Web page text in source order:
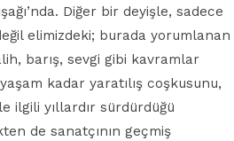
Diğer bir deyişle, sadece
elimizdeki; burada yorumlanan
barış, sevgi gibi kavramlar
kadar yaratılış coşkusunu,
ilgili yıllardır sürdürdüğü
de sanatçının geçmiş